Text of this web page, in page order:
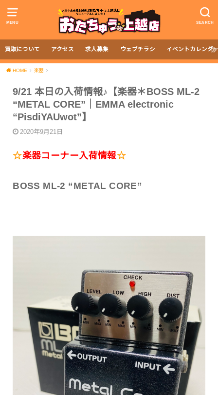
MENU SEARCH
買取について アクセス 求人募集 ウェブチラシ イベントカレンダ
HOME 楽器
9/21 本日の入荷情報♪【楽器＊BOSS ML-2
“METAL CORE”｜EMMA electronic
“PisdiYAUwot”】
2020年9月21日
☆楽器コーナー入荷情報☆
BOSS ML-2 “METAL CORE”